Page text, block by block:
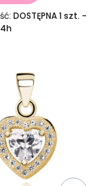
DOSTĘPNA 1 szt. -